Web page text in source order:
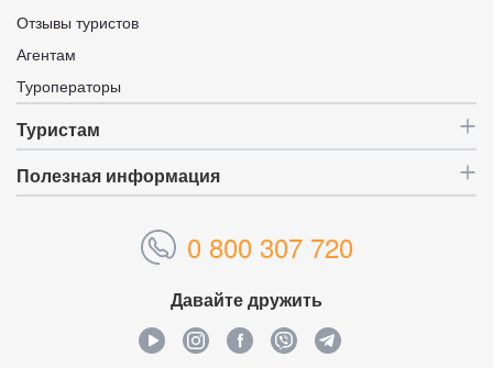
Отзывы туристов
Агентам
Туроператоры
Туристам
Полезная информация
0 800 307 720
Давайте дружить